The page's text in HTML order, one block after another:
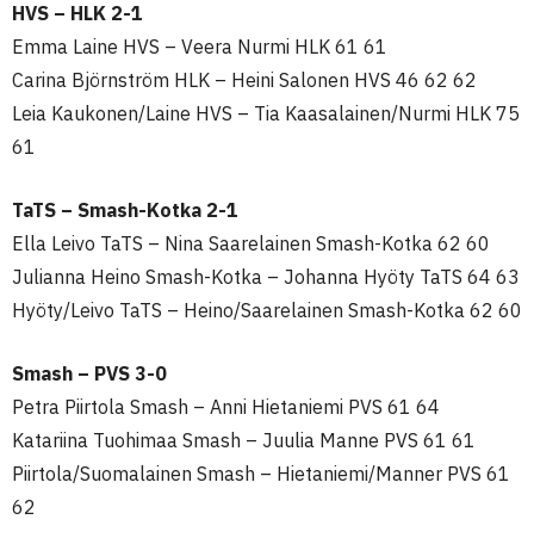
HVS – HLK 2-1
Emma Laine HVS – Veera Nurmi HLK 61 61
Carina Björnström HLK – Heini Salonen HVS 46 62 62
Leia Kaukonen/Laine HVS – Tia Kaasalainen/Nurmi HLK 75
61
TaTS – Smash-Kotka 2-1
Ella Leivo TaTS – Nina Saarelainen Smash-Kotka 62 60
Julianna Heino Smash-Kotka – Johanna Hyöty TaTS 64 63
Hyöty/Leivo TaTS – Heino/Saarelainen Smash-Kotka 62 60
Smash – PVS 3-0
Petra Piirtola Smash – Anni Hietaniemi PVS 61 64
Katariina Tuohimaa Smash – Juulia Manne PVS 61 61
Piirtola/Suomalainen Smash – Hietaniemi/Manner PVS 61
62